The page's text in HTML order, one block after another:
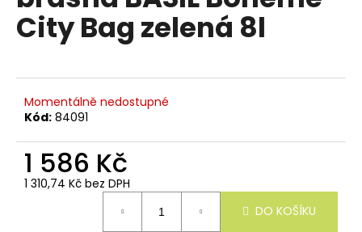
0,0
z
City Bag zelená 8l
Momentálně nedostupné
Kód: 84091
1 586 Kč
1 310,74 Kč bez DPH
DO KOŠÍKU
n
a
t
?
HLEDAT